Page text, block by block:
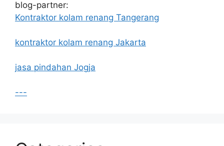
blog-partner:
Kontraktor kolam renang Tangerang
kontraktor kolam renang Jakarta
jasa pindahan Jogja
---